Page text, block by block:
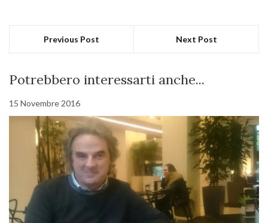
Previous Post Next Post
Potrebbero interessarti anche...
15 Novembre 2016